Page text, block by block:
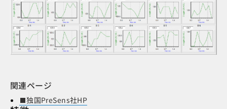
関連ページ
独国PreSens社HP